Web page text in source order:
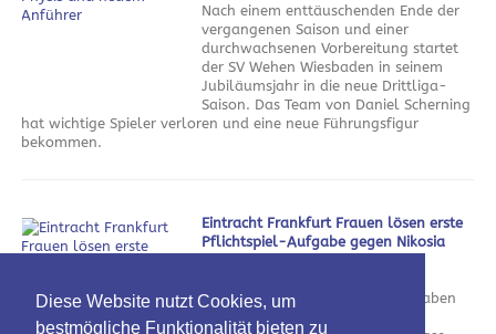
Nach einem enttäuschenden Ende der
vergangenen Saison und einer
durchwachsenen Vorbereitung startet
der SV Wehen Wiesbaden in seinem
Jubiläumsjahr in die neue Drittliga-
Saison. Das Team von Daniel Scherning
hat wichtige Spieler verloren und eine neue Führungsfigur
bekommen.
Eintracht Frankfurt Frauen lösen erste
Pflichtspiel-Aufgabe gegen Nikosia
Die Eintracht Frankfurt Frauen haben
den ersten Schritt in Richtung
Diese Website nutzt Cookies, um
bestmögliche Funktionalität bieten zu